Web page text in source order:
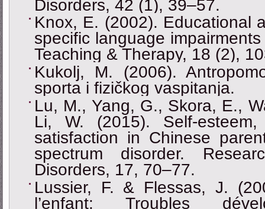
Disorders, 42 (1), 39–57.
Knox, E. (2002). Educational
specific language
Teaching & Therapy, 18 (2),
Kukolj, M. (2006).
sporta i fizičkog vaspitanja.
Lu, M., Yang, G., Skora, E.,
Li, W. (2015). Self-
satisfaction in Chinese
spectrum disorder.
Disorders, 17, 70–77.
Lussier, F. & Flessas, J.
l’enfant: Troubles